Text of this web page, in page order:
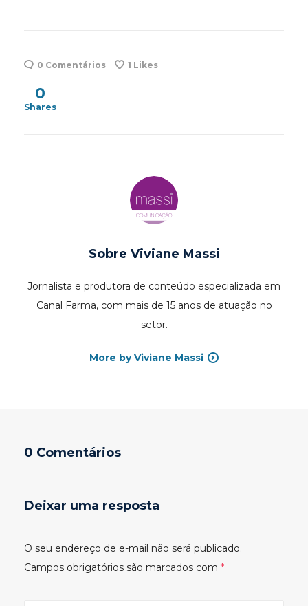
0 Comentários 1 Likes
0
Shares
Sobre Viviane Massi
Jornalista e produtora de conteúdo especializada em
Canal Farma, com mais de 15 anos de atuação no
setor.
More by Viviane Massi
0 Comentários
Deixar uma resposta
O seu endereço de e-mail não será publicado.
Campos obrigatórios são marcados com *